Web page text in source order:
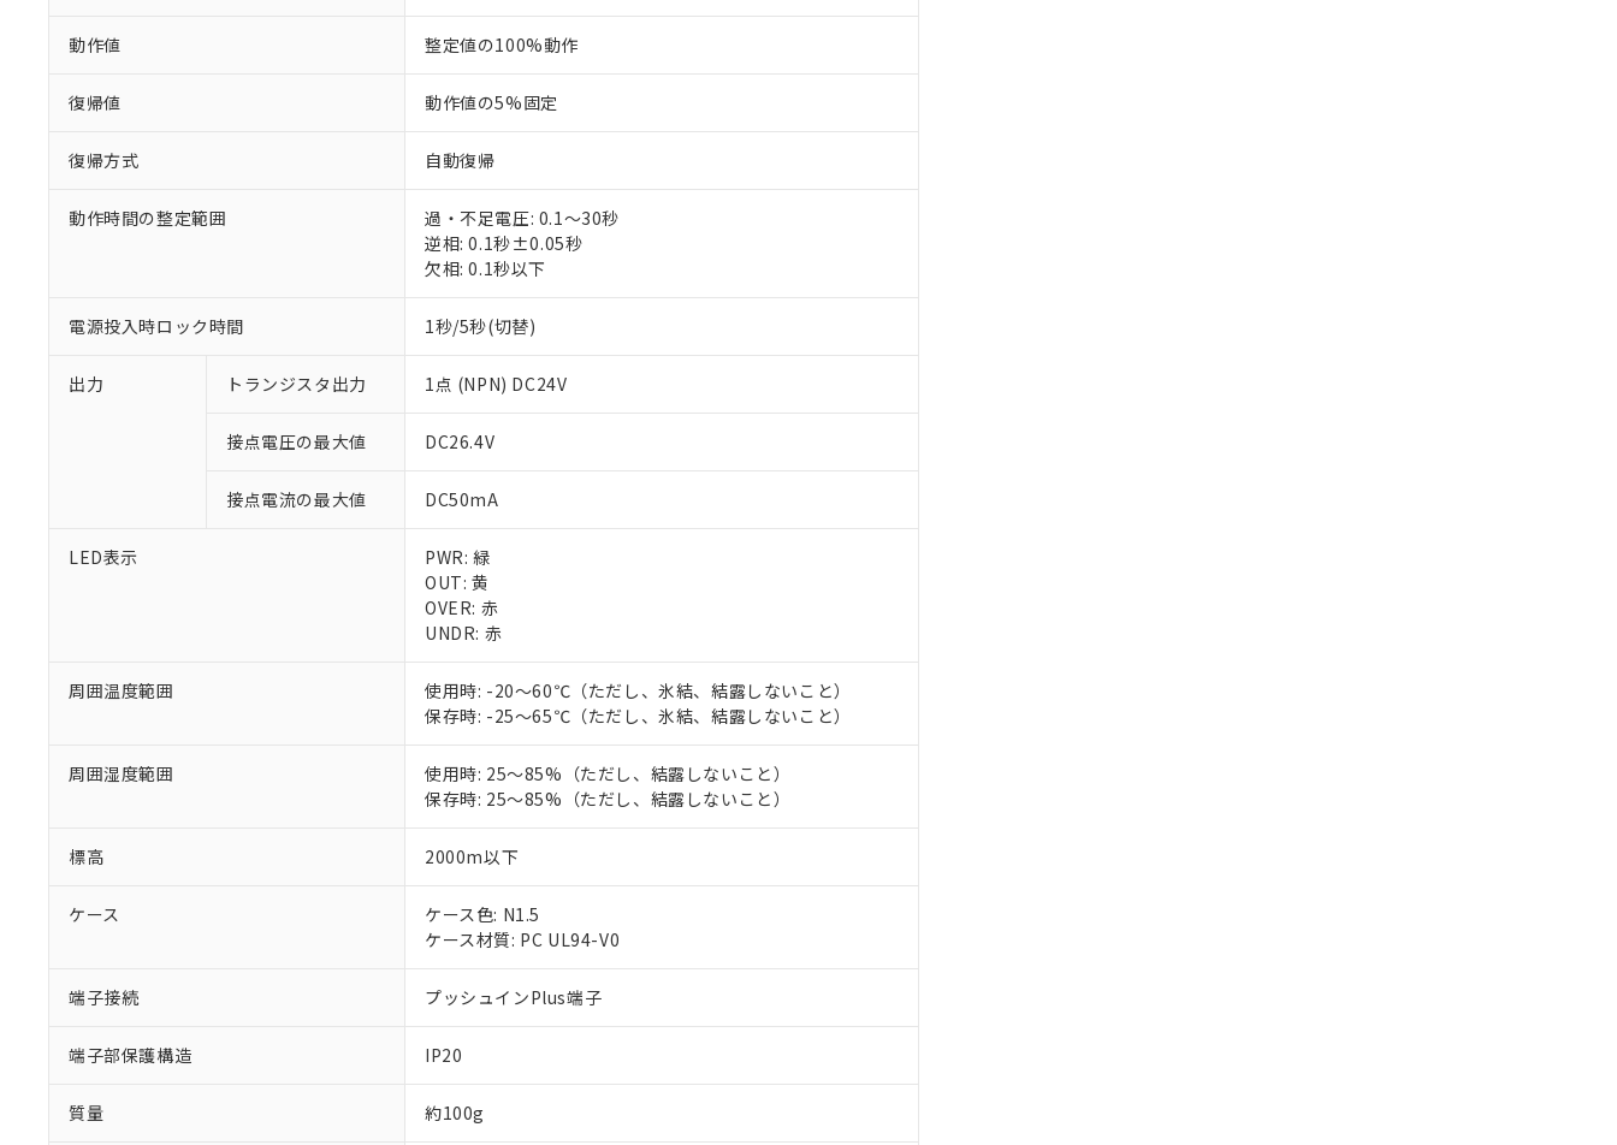
動作値 整定値の100%動作
復帰値 動作値の5%固定
復帰方式 自動復帰
動作時間の整定範囲
過・不足電圧: 0.1～30秒
逆相: 0.1秒±0.05秒
欠相: 0.1秒以下
電源投入時ロック時間 1秒/5秒(切替)
出力 トランジスタ出力 1点 (NPN) DC24V
接点電圧の最大値 DC26.4V
接点電流の最大値 DC50mA
LED表示
PWR: 緑
OUT: 黄
OVER: 赤
UNDR: 赤
周囲温度範囲
使用時: -20～60℃（ただし、氷結、結露しないこと）
保存時: -25～65℃（ただし、氷結、結露しないこと）
周囲湿度範囲
使用時: 25～85%（ただし、結露しないこと）
保存時: 25～85%（ただし、結露しないこと）
標高 2000m以下
ケース
ケース色: N1.5
ケース材質: PC UL94-V0
端子接続 プッシュインPlus端子
端子部保護構造 IP20
質量 約100g
ご利用条件
以下の条件をお読みいただき、同意のうえご利用ください。
本サービスは、当社制御機器事業取扱商品の当社在庫状況および標準価格(税抜)を提供させていただ
くものです。
当社制御機器事業取扱商品の中には、本サービスの対象外となる商品もあることをご了承ください。
のであり、閲覧された時点での実際の在庫および標準価格とは異なる場合があることをご了承くださ
い。
正式な納期状況および標準価格はお客様のお取引先、またはお客様担当のオムロン制御機器販売店・
当社販売員にご相談ください。
オムロン制御機器販売店や当社販売拠点は「
在庫状況および標準価格結果を当社の事前の承諾なく第三者に漏洩または開示しないようお願いしま
す。
ている必要があります。
お客様が当ウェブサイト上で当社にご登録された部品リストについて、当社および当社の共同利用者
が、当社の製品・サービスに関するお客様との取引・商談に必要な範囲で利用することをご了承くだ
さい。
※当社の共同利用者とは、
いる法人を指します。
※1 対応状況
対応済み：EU RoHS指令（10物質）の非含有に対応した製品が提供可能な商品です。
対応予定：EU RoHS指令（10物質）の非含有に対応した製品に切り替える予定のある商品です。
対応予定なし：EU RoHS指令（10物質）の非含有に非対応の商品で、対応品を出す予定はありません。
調査・確認中：EU RoHS指令（10物質）の非含有の対応状況を調査中または確認中の商品です。
非該当品：ライセンス料など無形物で、有害物質有無と関係のない商品です。
仕入先様の事情により、非含有部品としていたものが、含有品と判明した場合などやむを得ず変更すること
があります。
*EU RoHS指令（10物質）：
鉛(Pb) 1000ppm以下、 水銀(Hg) 1000ppm以下、 カドミウム(Cd) 100ppm以下、
六価クロム(Cr(Ⅵ)) 1000ppm以下、ポリ臭化ビフェニル類(PBB) 1000ppm以下、ポリ臭化ジフェニルエーテル類(PBDE) 1000ppm以下、
但し、RoHS指令で産業用監視および制御機器に対する適用除外項目は除く。
フタル酸エステル類の４物質については閾値を超える意図的な使用がないことを確認しています。
※2 対応予定月
部品在庫の切り替え状況などにより、予定月が前後することがあります。
※3 非含有証明書ダウンロード
EU RoHS指令（10物質）の非含有証明書
51物質の非含有証明書（当社基準）
※本証明書は発行日時点で非含有を証明するもので、過去に遡って非含有を証明するものではありません。
また、RoHS指令のフタル酸エステル類４物質の対応では、対応完了までの期間は出荷製品に未対応品が
混在することから備考欄に対応日を記載しておりました。
※1 中国RoHS○×表
「○」：最大均質材料含有率が中国RoHSの基準値以下であることを示します。
「×」：最大均質材料含有率が中国RoHSの基準値を超えていることを示します。
「－」：未確認です。当社販売部門へお問い合わせください。
*中国RoHS10物質の基準値 (GB/T26572)：
Pb(鉛) :1000ppm、 Hg(水銀) : 1000ppm、 Cd(カドミウム) : 100ppm、
Cr(Ⅵ)(六価クロム) : 1000ppm、 PBBs(ポリ臭化ビフェニル類) : 1000ppm、 PBDEs(ポリ臭化ジフェニルエーテル類) : 1000ppm、
DBP(フタル酸ジブチル) : 1000ppm、 DIBP(フタル酸ジイソブチル) : 1000ppm、 BBP(フタル酸ブチルベンジル) : 1000ppm、
※2 環境保護使用期限
「ｅ」：有害物質（10物質）のすべてが基準値以下であることを示します。
「10」：通常の使用状況下において有害物質が外部に漏えいし、環境に深刻な影響を及ぼさない年数を意
味します。
「－」：未確認です。当社販売部門へお問い合わせください。
当社は、これら貴社製品のうち、外国為替および外国貿易法に定める商品（以下｢規制貨物等」とい
う）を輸出または国外への提供する場合は、日本国政府の輸出許可(または役務取引許可)を取得する
ます。
当社は貴社製品を、核兵器、ミサイル、化学兵器、生物兵器またはその他武器並びにこれらの製造装
置等に一切使用いたしません。
当社は、貴社製品を第三者に販売する場合は、上記1、2および3の内容を当該第三者に通知します。
また当社は、販売先および販売に係わる関係者が違法に輸出するおそれがある場合は、取り引きをい
たしません。
号
説明
○ 一定数以上の在庫あり
△ 一定数には満たないが在庫あり
－
在庫なし(最新の在庫状況については、お客様のお取引先、またはお客様担当のオムロン制御
機器販売店・当社販売員にご確認ください)
受注生産機種、また在庫状況の情報を公開していない機種